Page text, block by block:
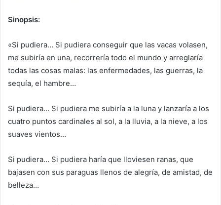
Sinopsis:
«Si pudiera… Si pudiera conseguir que las vacas volasen,
me subiría en una, recorrería todo el mundo y arreglaría
todas las cosas malas: las enfermedades, las guerras, la
sequía, el hambre…
Si pudiera… Si pudiera me subiría a la luna y lanzaría a los
cuatro puntos cardinales al sol, a la lluvia, a la nieve, a los
suaves vientos…
Si pudiera… Si pudiera haría que lloviesen ranas, que
bajasen con sus paraguas llenos de alegría, de amistad, de
belleza…